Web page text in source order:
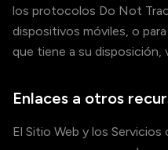
los protocolos Do Not
dispositivos móviles, o
que tiene a su
Enlaces a otros
El Sitio Web y los